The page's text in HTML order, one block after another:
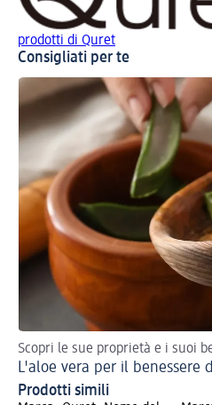
prodotti di Quret
Consigliati per te
Scopri le sue proprietà e i suoi
L'aloe vera per il benessere
Prodotti simili